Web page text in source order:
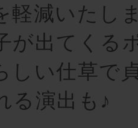
軽減いたし
が出てくる
しい仕草で
る演出も♪